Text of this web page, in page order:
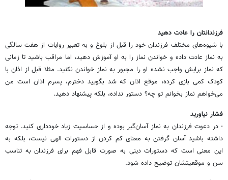
فرزندانتان را عادت دهید
با شیوه‌های مختلف فرزندان خود را قبل از بلوغ و به تعبیر روایات از هفت سالگی
به نماز عادت داده و خواندن نماز را به او آموزش دهید، اما مراقب باشید تا زمانی
که نماز برایش واجب نشده او را مجبور به نماز خواندن نکنید. مثلا قبل از اذان با
کودک کمی بازی کرده، موقع اذان که شد بگویید دخترم، پسرم اذان است من
می‌خواهم نماز بخوانم تو چه؟ دستور نداده، بلکه پیشنهاد دهید.
فشار نیاورید
- در دعوت فرزندان به نماز آسان‌گیر بوده و از حساسیت زیاد خودداری کنید. توجه
داشته باشید آسان گرفتن به معنای کم کردن از دستورات الهی نیست، بلکه به
این معنی است که دستورات دینی به صورت قابل فهم برای فرزندان به تناسب
سن و موقعیتشان توضیح داده شود.